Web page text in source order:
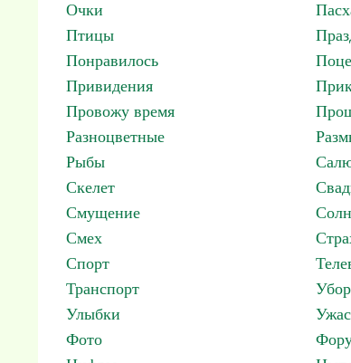
Очки
Птицы
Понравилось
Привидения
Провожу время
Разноцветные
Рыбы
Скелет
Смущение
Смех
Спорт
Транспорт
Улыбки
Ужас
Фото